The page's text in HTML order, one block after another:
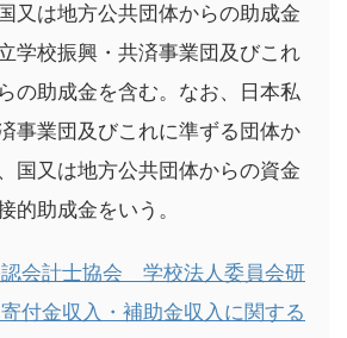
又は地方公共団体からの助成金
学校振興・共済事業団及びこれ
の助成金を含む。なお、日本私
事業団及びこれに準ずる団体か
国又は地方公共団体からの資金
的助成金をいう。
認会計士協会 学校法人委員会研
付金収入・補助金収入に関する